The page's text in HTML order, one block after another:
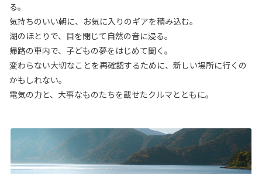
る。
気持ちのいい朝に、お気に入りのギアを積み込む。
湖のほとりで、目を閉じて自然の音に浸る。
帰路の車内で、子どもの夢をはじめて聞く。
変わらない大切なことを再確認するために、新しい場所に行くの
かもしれない。
電気の力と、大事なものたちを載せたクルマとともに。